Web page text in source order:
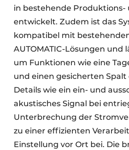
in bestehende Produktions-
entwickelt. Zudem ist das
kompatibel mit bestehenden
AUTOMATIC-Lösungen und
um Funktionen wie eine
und einen gesicherten
Details wie ein ein- und
akustisches Signal bei
Unterbrechung der
zu einer effizienten
Einstellung vor Ort bei. Die